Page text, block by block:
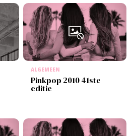
ALGEMEEN
Pinkpop 2010 41ste
editie